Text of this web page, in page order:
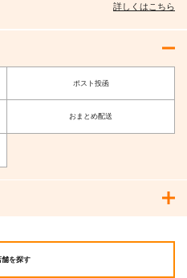
詳しくはこちら
ポスト投函
おまとめ配送
舗を探す